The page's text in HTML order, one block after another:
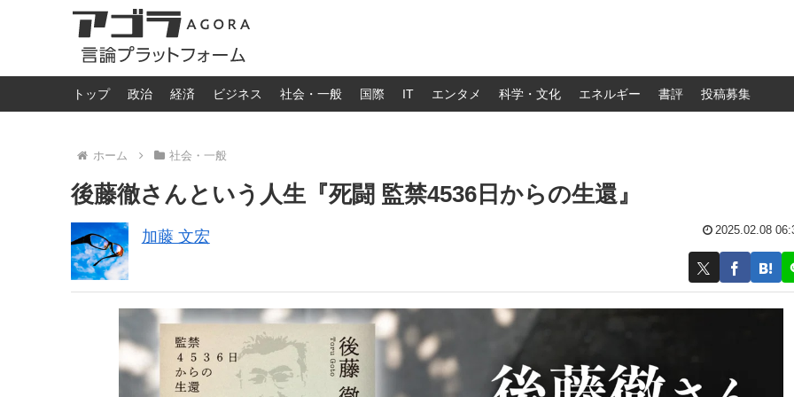
トップ 政治 経済 ビジネス 社会・一般 国際 IT エンタメ 科学・文化 エネルギー 書評 投稿募集
ホーム 社会・一般
後藤徹さんという人生『死闘 監禁4536日からの生還』
加藤 文宏 2025.02.08